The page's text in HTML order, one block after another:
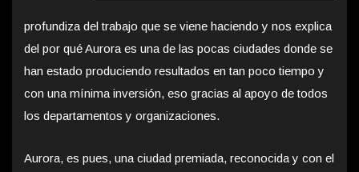
profundiza del trabajo que se viene haciendo y nos explica
del por qué Aurora es una de las pocas ciudades donde se
han estado produciendo resultados en tan poco tiempo y
con una mínima inversión, eso gracias al apoyo de todos
los departamentos y organizaciones.
Aurora, es pues, una ciudad premiada, reconocida y con el